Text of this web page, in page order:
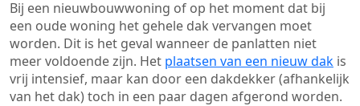
Bij een nieuwbouwwoning of op het moment dat bij
een oude woning het gehele dak vervangen moet
worden. Dit is het geval wanneer de panlatten niet
meer voldoende zijn. Het plaatsen van een nieuw dak is
vrij intensief, maar kan door een dakdekker (afhankelijk
van het dak) toch in een paar dagen afgerond worden.